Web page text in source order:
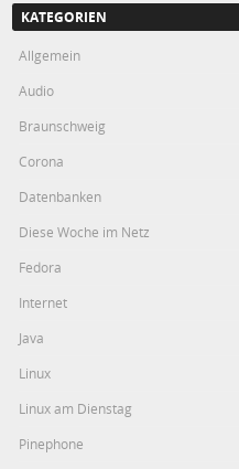
KATEGORIEN
Allgemein
Audio
Braunschweig
Corona
Datenbanken
Diese Woche im Netz
Fedora
Internet
Java
Linux
Linux am Dienstag
Pinephone